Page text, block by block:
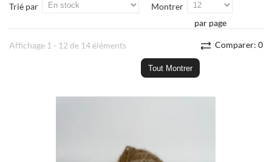
Trié par
Montrer
par page
Comparer: 0
Affichage 1 - 12 de 14 éléments
Tout Montrer